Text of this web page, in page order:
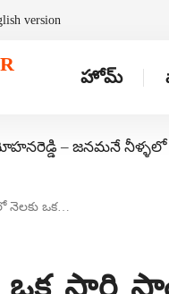
version
హోమ్
– జనమనే
నెలకు ఒక…
సారి